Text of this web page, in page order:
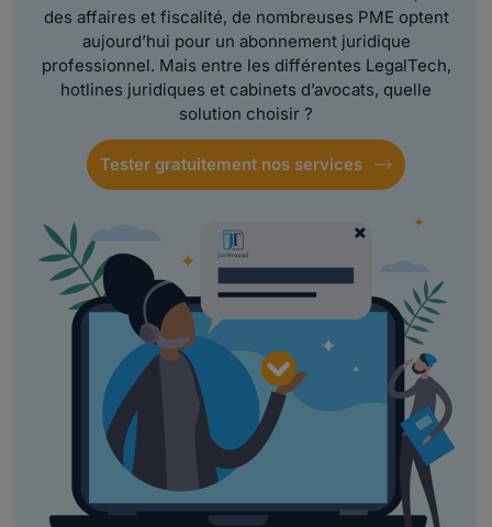
des affaires et fiscalité, de nombreuses PME optent
aujourd’hui pour un abonnement juridique
professionnel. Mais entre les différentes LegalTech,
hotlines juridiques et cabinets d’avocats, quelle
solution choisir ?
Tester gratuitement nos services